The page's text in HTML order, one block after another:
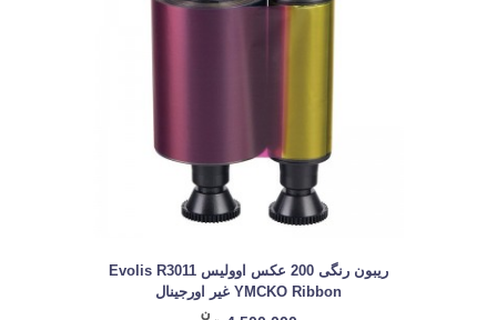
ریبون رنگی 200 عکس اوولیس Evolis R3011
YMCKO Ribbon غیر اورجینال